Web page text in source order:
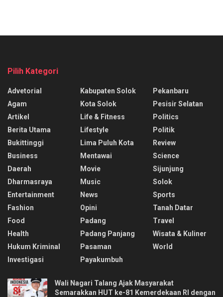
Pilih Kategori
Advetorial
Agam
Artikel
Berita Utama
Bukittinggi
Business
Daerah
Dharmasraya
Entertainment
Fashion
Food
Health
Hukum Kriminal
Investigasi
Kabupaten Solok
Kota Solok
Life & Fitness
Lifestyle
Lima Puluh Kota
Mentawai
Movie
Music
News
Opini
Padang
Padang Panjang
Pasaman
Payakumbuh
Pekanbaru
Pesisir Selatan
Politics
Politik
Review
Science
Sijunjung
Solok
Sports
Tanah Datar
Travel
Wisata & Kuliner
World
Wali Nagari Talang Ajak Masyarakat
Semarakkan HUT ke-81 Kemerdekaan RI dengan